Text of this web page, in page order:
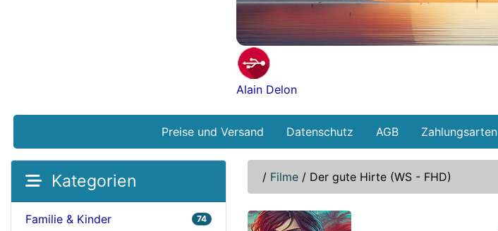
Alain Delon
Preise und Versand Datenschutz AGB Zahlungsarten
Kategorien
Familie & Kinder 74
/ Filme / Der gute Hirte (WS - FHD)